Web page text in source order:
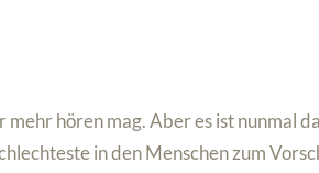
hören mag. Aber es ist nunmal
in den Menschen zum